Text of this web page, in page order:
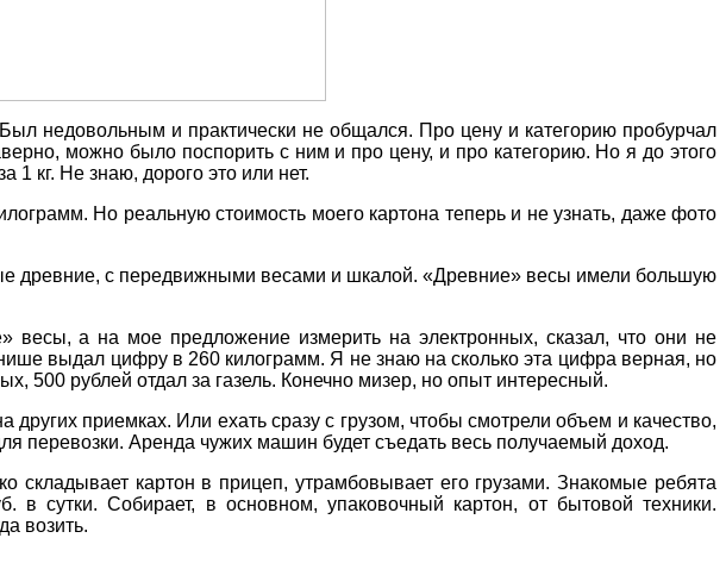
недовольным и практически не общался. Про цену и категорию пробурчал
можно было поспорить с ним и про цену, и про категорию. Но я до этого
1 кг. Не знаю, дорого это или нет.
Но реальную стоимость моего картона теперь и не узнать, даже фото
древние, с передвижными весами и шкалой. «Древние» весы имели большую
а на мое предложение измерить на электронных, сказал, что они не
выдал цифру в 260 килограмм. Я не знаю на сколько эта цифра верная, но
500 рублей отдал за газель. Конечно мизер, но опыт интересный.
приемках. Или ехать сразу с грузом, чтобы смотрели объем и качество,
перевозки. Аренда чужих машин будет съедать весь получаемый доход.
картон в прицеп, утрамбовывает его грузами. Знакомые ребята
в сутки. Собирает, в основном, упаковочный картон, от бытовой техники.
возить.